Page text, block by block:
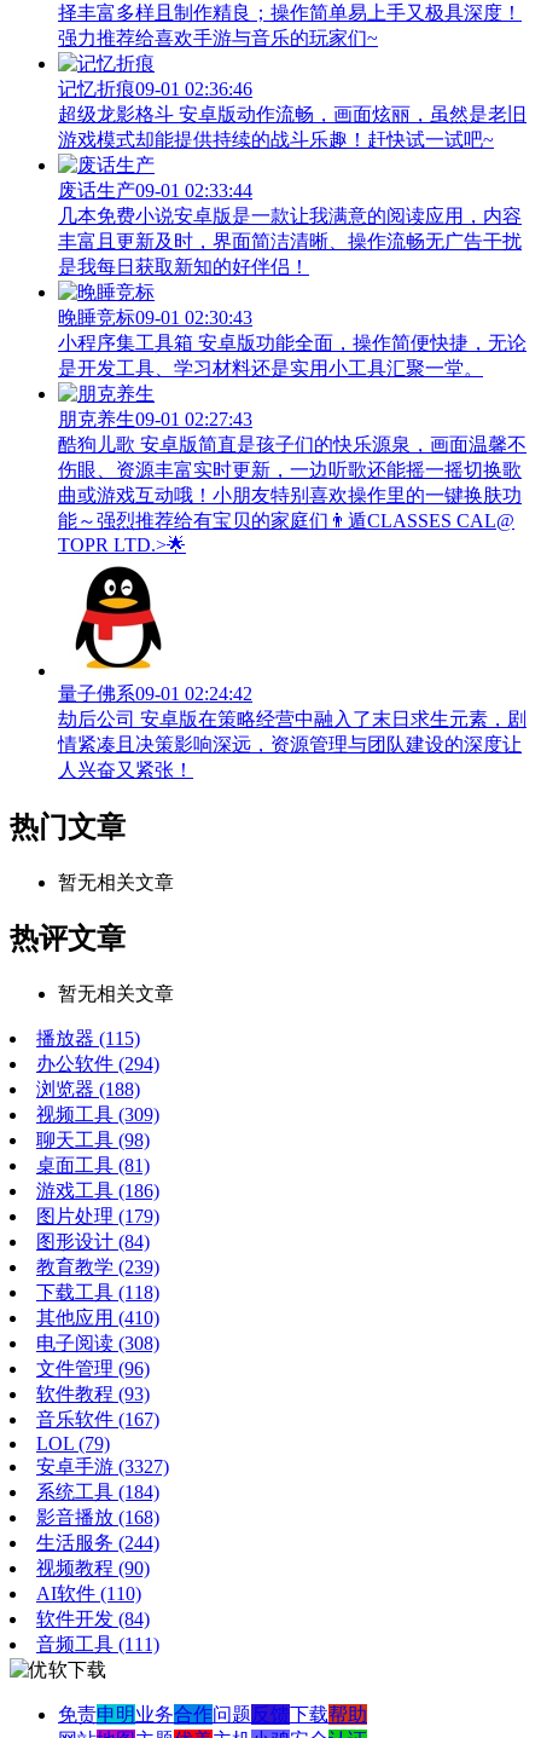
择丰富多样且制作精良；操作简单易上手又极具深度！
强力推荐给喜欢手游与音乐的玩家们~
记忆折痕09-01 02:36:46
超级龙影格斗 安卓版动作流畅，画面炫丽，虽然是老旧
游戏模式却能提供持续的战斗乐趣！赶快试一试吧~
废话生产09-01 02:33:44
几本免费小说安卓版是一款让我满意的阅读应用，内容
丰富且更新及时，界面简洁清晰、操作流畅无广告干扰
是我每日获取新知的好伴侣！
晚睡竞标09-01 02:30:43
小程序集工具箱 安卓版功能全面，操作简便快捷，无论
是开发工具、学习材料还是实用小工具汇聚一堂。
朋克养生09-01 02:27:43
酷狗儿歌 安卓版简直是孩子们的快乐源泉，画面温馨不
伤眼、资源丰富实时更新，一边听歌还能摇一摇切换歌
曲或游戏互动哦！小朋友特别喜欢操作里的一键换肤功
能～强烈推荐给有宝贝的家庭们👨‍遁️CLASSES CAL@
TOPR LTD.>🌟
量子佛系09-01 02:24:42
劫后公司 安卓版在策略经营中融入了末日求生元素，剧
情紧凑且决策影响深远，资源管理与团队建设的深度让
人兴奋又紧张！
热门文章
暂无相关文章
热评文章
暂无相关文章
播放器 (115)
办公软件 (294)
浏览器 (188)
视频工具 (309)
聊天工具 (98)
桌面工具 (81)
游戏工具 (186)
图片处理 (179)
图形设计 (84)
教育教学 (239)
下载工具 (118)
其他应用 (410)
电子阅读 (308)
文件管理 (96)
软件教程 (93)
音乐软件 (167)
LOL (79)
安卓手游 (3327)
系统工具 (184)
影音播放 (168)
生活服务 (244)
视频教程 (90)
AI软件 (110)
软件开发 (84)
音频工具 (111)
免责申明业务合作问题反馈下载帮助